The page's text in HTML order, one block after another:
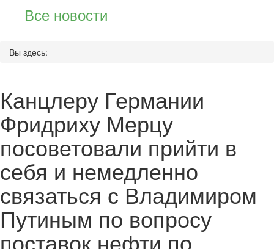
Все новости
Вы здесь:
Канцлеру Германии
Фридриху Мерцу
посоветовали прийти в
себя и немедленно
связаться с Владимиром
Путиным по вопросу
поставок нефти по